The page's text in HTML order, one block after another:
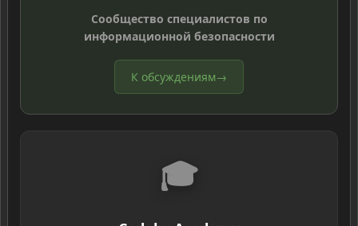
Сообщество специалистов по
информационной безопасности
К обсуждениям→
🎓